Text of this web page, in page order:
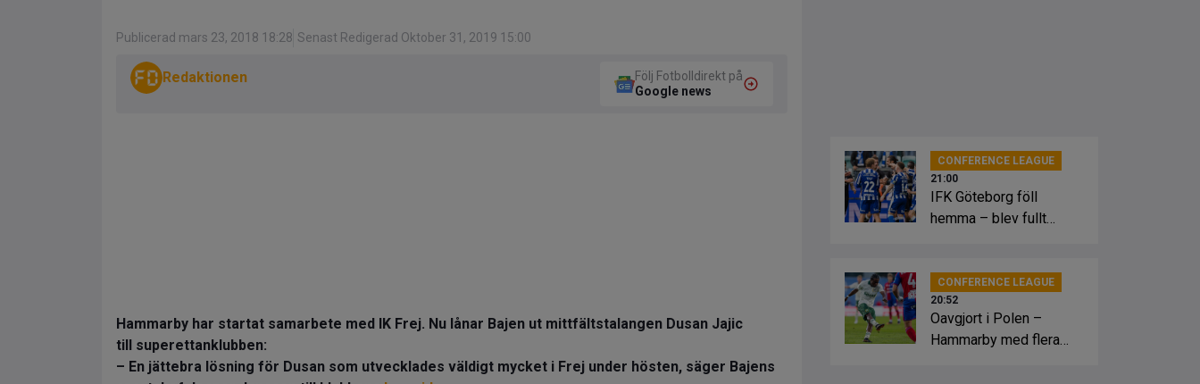
Publicerad mars 23, 2018 18:28 Senast Redigerad Oktober 31, 2019 15:00
Redaktionen
Följ Fotbolldirekt på
Google news
Hammarby har startat samarbete med IK Frej. Nu lånar Bajen ut mittfältstalangen Dusan Jajic
till superettanklubben:
– En jättebra lösning för Dusan som utvecklades väldigt mycket i Frej under hösten, säger Bajens
CONFERENCE LEAGUE
21:00
IFK Göteborg föll
hemma – blev fullt
CONFERENCE LEAGUE
20:52
Oavgjort i Polen –
Hammarby med flera